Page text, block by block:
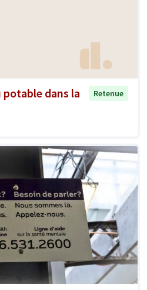
potable dans la
Retenue